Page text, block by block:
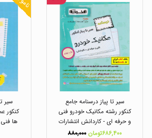
سیر تا پیاز درسنامه جامع
کنکور رشته مکانیک خودرو فنی
و حرفه ای - کاردانش انتشارات
اخوان۶۸۶,۴۰۰تومان ۸۸۰,۰۰۰
سیر
کنکور
ها